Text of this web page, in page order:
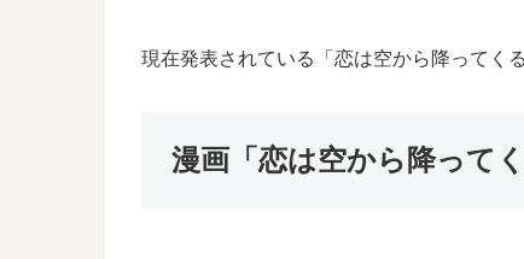
現在発表されている「恋は空から降ってく
漫画「恋は空から降って